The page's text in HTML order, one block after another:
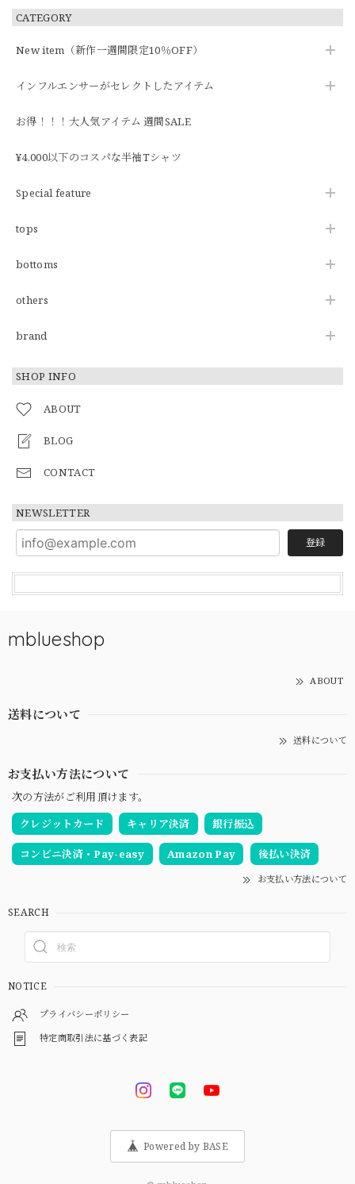
CATEGORY
New item（新作一週間限定10％OFF）
インフルエンサーがセレクトしたアイテム
お得！！！大人気アイテム 週間SALE
¥4,000以下のコスパな半袖Tシャツ
Special feature
tops
bottoms
others
brand
SHOP INFO
ABOUT
BLOG
CONTACT
NEWSLETTER
登録
mblueshop
ABOUT
送料について
送料について
お支払い方法について
次の方法がご利用頂けます。
クレジットカード
キャリア決済 銀行振込
コンビニ決済・Pay-easy Amazon Pay 後払い決済
お支払い方法について
SEARCH
NOTICE
プライバシーポリシー
特定商取引法に基づく表記
Powered by BASE